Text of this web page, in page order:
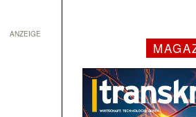
ANZEIGE